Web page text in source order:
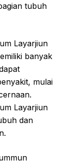
tubuh
Layarjiun
banyak
mulai
Layarjiun
dan